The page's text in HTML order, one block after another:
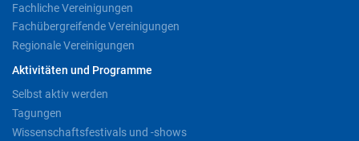
Fachliche Vereinigungen
Fachübergreifende Vereinigungen
Regionale Vereinigungen
Aktivitäten und Programme
Selbst aktiv werden
Tagungen
Wissenschaftsfestivals und -shows